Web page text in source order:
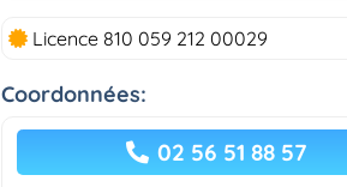
Licence 810 059 212 00029
Coordonnées:
02 56 51 88 57